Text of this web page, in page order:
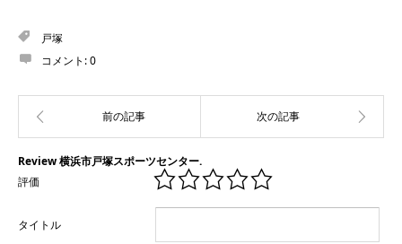
戸塚
コメント:0
Review 横浜市戸塚スポーツセンター.
評価
タイトル